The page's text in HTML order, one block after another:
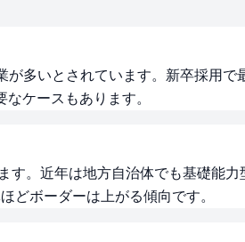
多いとされています。新卒採用
ケースもあります。
。近年は地方自治体でも基礎能
どボーダーは上がる傾向です。